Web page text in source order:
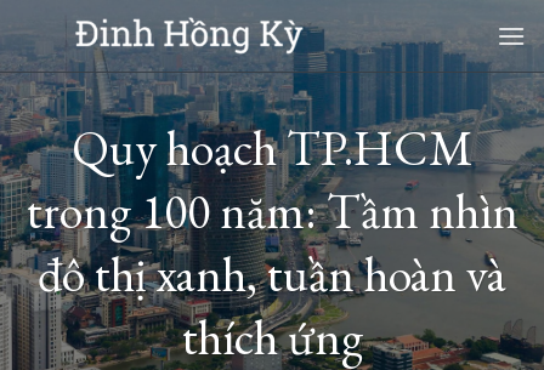
content
Quy hoạch TP.HCM
trong 100 năm: Tầm nhìn
đô thị xanh, tuần hoàn và
thích ứng